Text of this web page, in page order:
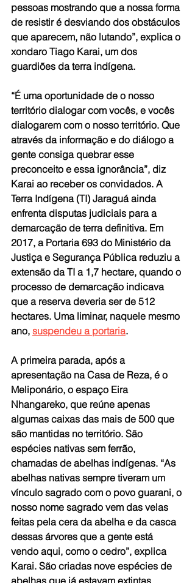
pessoas mostrando que a nossa forma
de resistir é desviando dos obstáculos
que aparecem, não lutando”, explica o
xondaro Tiago Karai, um dos
guardiões da terra indígena.
“É uma oportunidade de o nosso
território dialogar com vocês, e vocês
dialogarem com o nosso território. Que
através da informação e do diálogo a
gente consiga quebrar esse
preconceito e essa ignorância”, diz
Karai ao receber os convidados. A
Terra Indígena (TI) Jaraguá ainda
enfrenta disputas judiciais para a
demarcação de terra definitiva. Em
2017, a Portaria 693 do Ministério da
Justiça e Segurança Pública reduziu a
extensão da TI a 1,7 hectare, quando o
processo de demarcação indicava
que a reserva deveria ser de 512
hectares. Uma liminar, naquele mesmo
ano, suspendeu a portaria.
A primeira parada, após a
apresentação na Casa de Reza, é o
Meliponário, o espaço Eira
Nhangareko, que reúne apenas
algumas caixas das mais de 500 que
são mantidas no território. São
espécies nativas sem ferrão,
chamadas de abelhas indígenas. “As
abelhas nativas sempre tiveram um
vínculo sagrado com o povo guarani, o
nosso nome sagrado vem das velas
feitas pela cera da abelha e da casca
dessas árvores que a gente está
vendo aqui, como o cedro”, explica
Karai. São criadas nove espécies de
abelhas que já estavam extintas